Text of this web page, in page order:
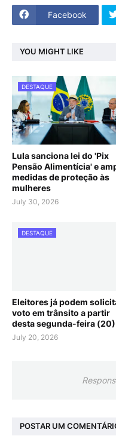
Facebook
YOU MIGHT LIKE
DESTAQUE
Lula sanciona lei do 'Pix
Pensão Alimentícia' e
medidas de proteção às
mulheres
July 30, 2026
DESTAQUE
Eleitores já podem
voto em trânsito a partir
desta segunda-feira (20)
July 20, 2026
POSTAR UM